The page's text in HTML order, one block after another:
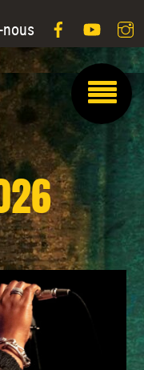
Facebook